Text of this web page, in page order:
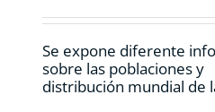
Se expone diferente
sobre las poblaciones y
distribución mundial de